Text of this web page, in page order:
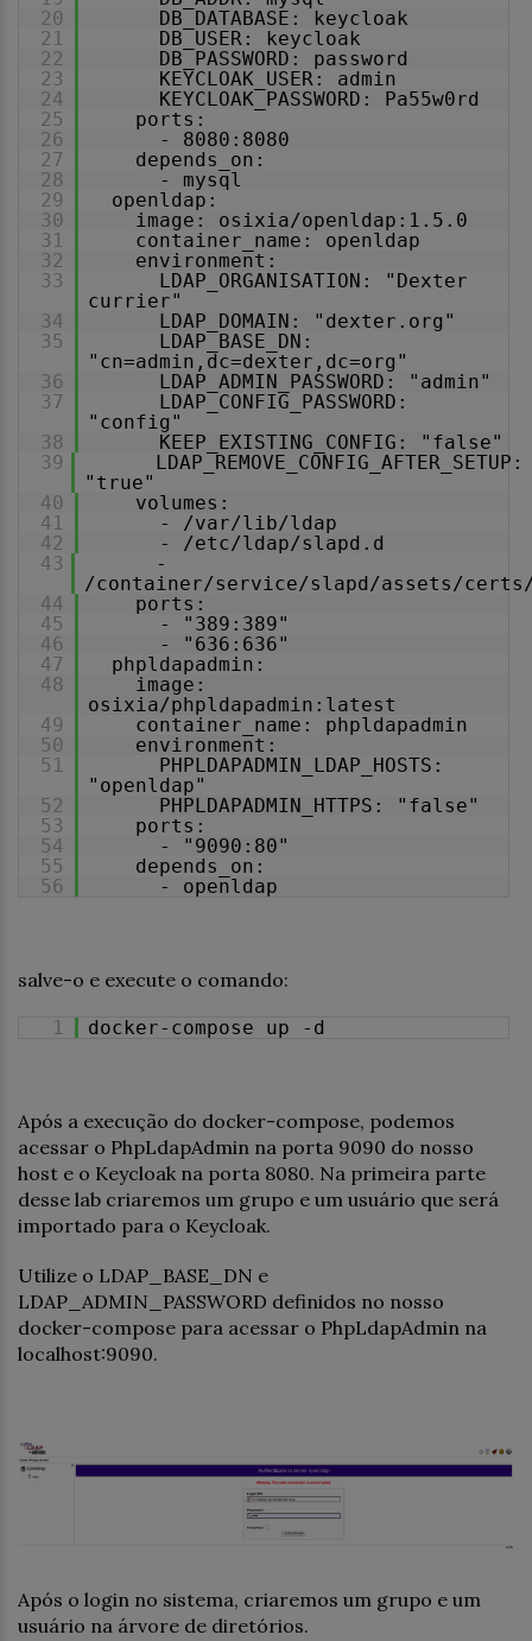
20
DB_DATABASE: keycloak
21
DB_USER: keycloak
22
DB_PASSWORD: password
23
KEYCLOAK_USER: admin
24
KEYCLOAK_PASSWORD: Pa55w0rd
25
ports:
26
- 8080:8080
27
depends_on:
28
- mysql
29
openldap:
30
image: osixia/openldap:1.5.0
31
container_name: openldap
32
environment:
33
LDAP_ORGANISATION: "Dexter
currier"
34
LDAP_DOMAIN: "dexter.org"
35
LDAP_BASE_DN:
"cn=admin,dc=dexter,dc=org"
36
LDAP_ADMIN_PASSWORD: "admin"
37
LDAP_CONFIG_PASSWORD:
"config"
38
KEEP_EXISTING_CONFIG: "false"
39
LDAP_REMOVE_CONFIG_AFTER_SETUP:
"true"
40
volumes:
41
- /var/lib/ldap
42
- /etc/ldap/slapd.d
43
-
/container/service/slapd/assets/
44
ports:
45
- "389:389"
46
- "636:636"
47
phpldapadmin:
48
image:
osixia/phpldapadmin:latest
49
container_name: phpldapadmin
50
environment:
51
PHPLDAPADMIN_LDAP_HOSTS:
"openldap"
52
PHPLDAPADMIN_HTTPS: "false"
53
ports:
54
- "9090:80"
55
depends_on:
56
- openldap
salve-o e execute o comando:
1 docker-compose up -d
Após a execução do docker-compose, podemos
acessar o PhpLdapAdmin na porta 9090 do nosso
host e o Keycloak na porta 8080. Na primeira parte
desse lab criaremos um grupo e um usuário que será
importado para o Keycloak.
Utilize o LDAP_BASE_DN e
LDAP_ADMIN_PASSWORD definidos no nosso
docker-compose para acessar o PhpLdapAdmin na
localhost:9090.
Após o login no sistema, criaremos um grupo e um
usuário na árvore de diretórios.